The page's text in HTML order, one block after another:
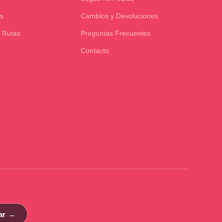
Rutas
Cambios y Devoluciones
Preguntas Frecuentes
Contacto
→